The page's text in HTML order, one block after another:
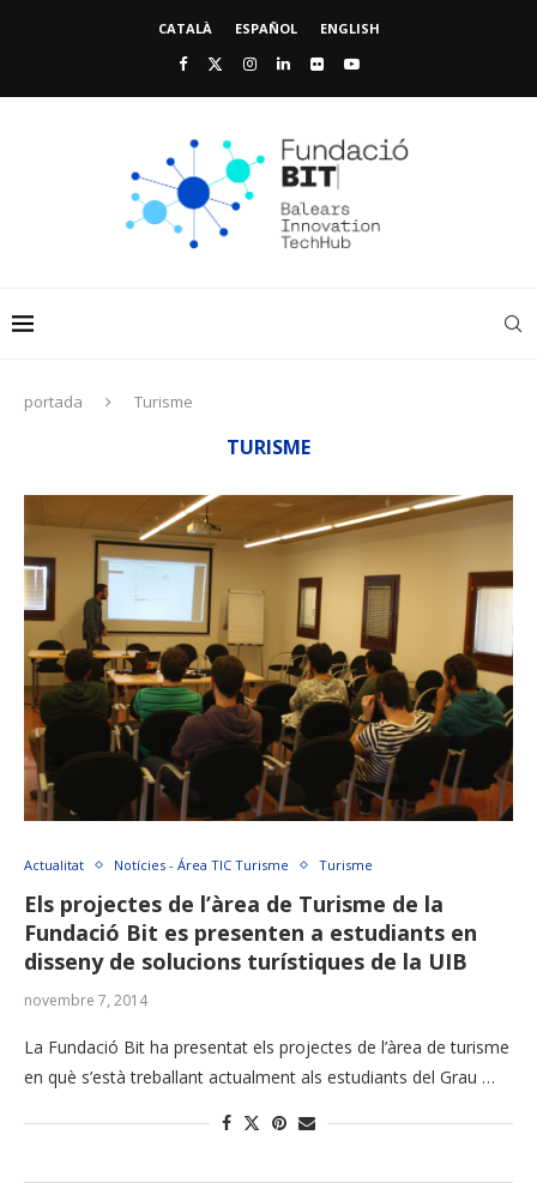
CATALÀ ESPAÑOL ENGLISH
portada Turisme
TURISME
Actualitat Notícies - Área TIC Turisme Turisme
Els projectes de l’àrea de Turisme de la
Fundació Bit es presenten a estudiants en
disseny de solucions turístiques de la UIB
novembre 7, 2014
La Fundació Bit ha presentat els projectes de l’àrea de turisme
en què s’està treballant actualment als estudiants del Grau …